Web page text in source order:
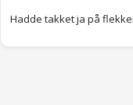
Hadde takket ja på